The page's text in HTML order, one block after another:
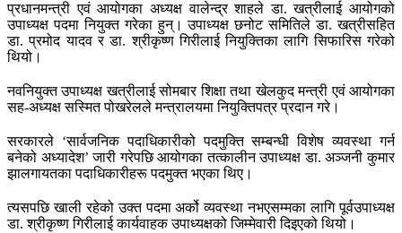
प्रधानमन्त्री एवं आयोगका अध्यक्ष वालेन्द्र शाहले डा. खत्रीलाई आयोगको
उपाध्यक्ष पदमा नियुक्त गरेका हुन्। उपाध्यक्ष छनोट समितिले डा. खत्रीसहित
डा. प्रमोद यादव र डा. श्रीकृष्ण गिरीलाई नियुक्तिका लागि सिफारिस गरेको
थियो।
नवनियुक्त उपाध्यक्ष खत्रीलाई सोमबार शिक्षा तथा खेलकुद मन्त्री एवं आयोगका
सह-अध्यक्ष सस्मित पोखरेलले मन्त्रालयमा नियुक्तिपत्र प्रदान गरे।
सरकारले ‘सार्वजनिक पदाधिकारीको पदमुक्ति सम्बन्धी विशेष व्यवस्था गर्न
बनेको अध्यादेश’ जारी गरेपछि आयोगका तत्कालीन उपाध्यक्ष डा. अञ्जनी कुमार
झालगायतका पदाधिकारीहरू पदमुक्त भएका थिए।
त्यसपछि खाली रहेको उक्त पदमा अर्को व्यवस्था नभएसम्मका लागि पूर्वउपाध्यक्ष
डा. श्रीकृष्ण गिरीलाई कार्यवाहक उपाध्यक्षको जिम्मेवारी दिइएको थियो।